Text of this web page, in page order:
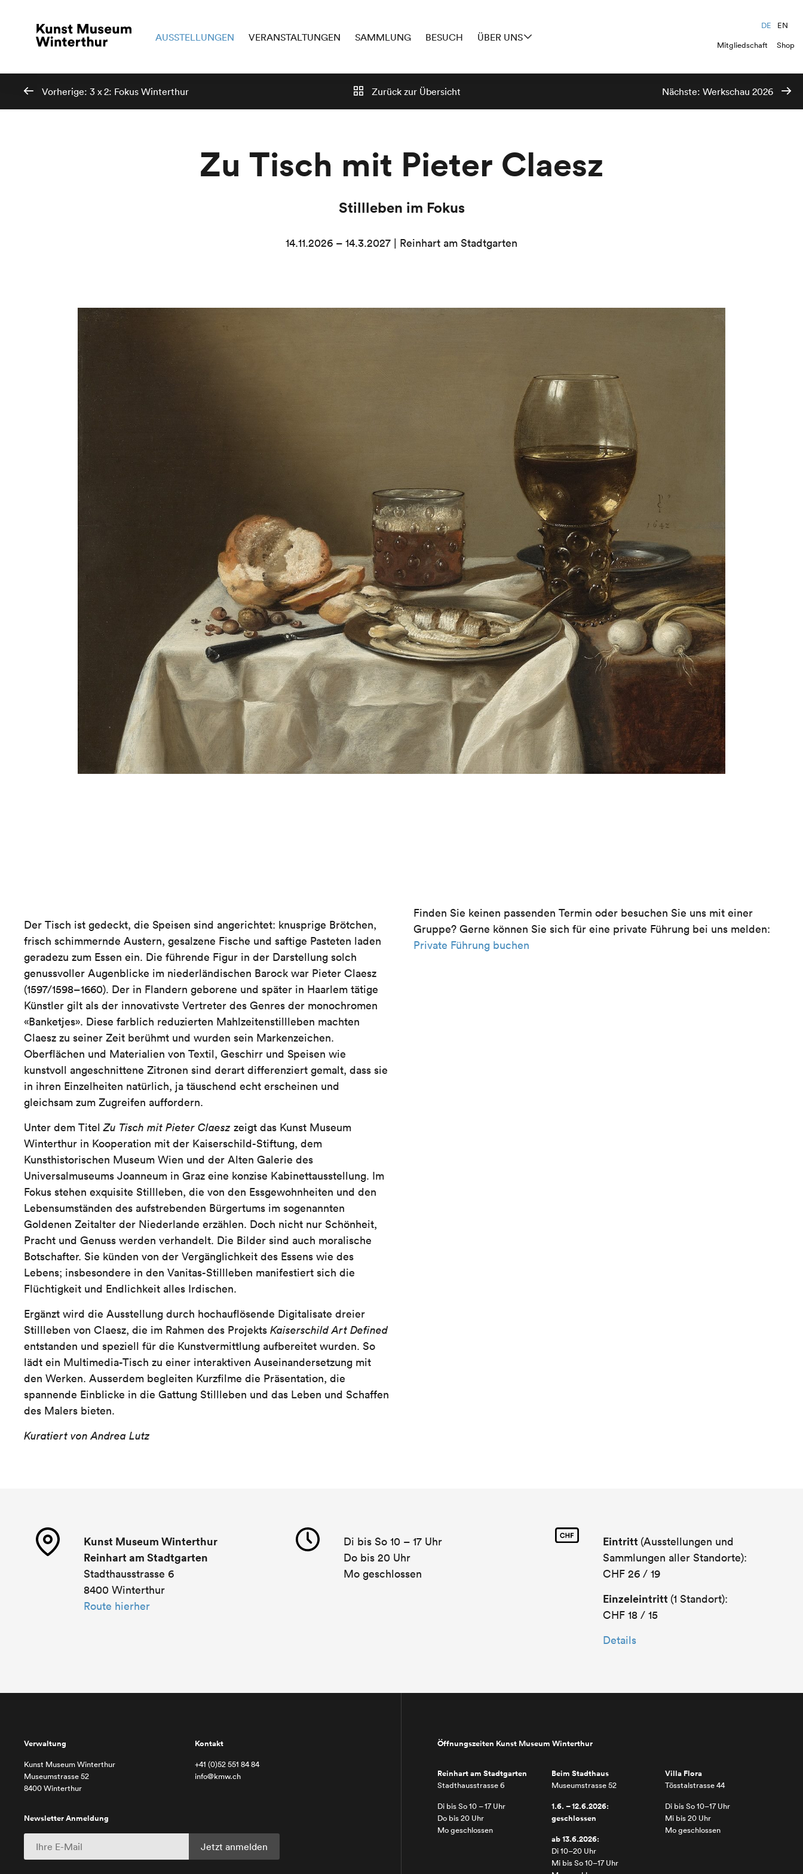
AUSSTELLUNGEN VERANSTALTUNGEN SAMMLUNG BESUCH ÜBER UNS
DE
EN
Mitgliedschaft
Shop
Vorherige: 3 x 2: Fokus Winterthur Zurück zur Übersicht Nächste: Werkschau 2026
Zu Tisch mit Pieter Claesz
Stillleben im Fokus
14.11.2026 – 14.3.2027 | Reinhart am Stadtgarten
Der Tisch ist gedeckt, die Speisen sind angerichtet: knusprige Brötchen,
frisch schimmernde Austern, gesalzene Fische und saftige Pasteten laden
geradezu zum Essen ein. Die führende Figur in der Darstellung solch
genussvoller Augenblicke im niederländischen Barock war Pieter Claesz
(1597/1598–1660). Der in Flandern geborene und später in Haarlem tätige
Künstler gilt als der innovativste Vertreter des Genres der monochromen
«Banketjes». Diese farblich reduzierten Mahlzeitenstillleben machten
Claesz zu seiner Zeit berühmt und wurden sein Markenzeichen.
Oberflächen und Materialien von Textil, Geschirr und Speisen wie
kunstvoll angeschnittene Zitronen sind derart differenziert gemalt, dass sie
in ihren Einzelheiten natürlich, ja täuschend echt erscheinen und
gleichsam zum Zugreifen auffordern.
Unter dem TitelZu Tisch mit Pieter Claesz zeigt das Kunst Museum
Winterthur in Kooperation mit der Kaiserschild-Stiftung, dem
Kunsthistorischen Museum Wien und der Alten Galerie des
Universalmuseums Joanneum in Graz eine konzise Kabinettausstellung. Im
Fokus stehen exquisite Stillleben, die von den Essgewohnheiten und den
Lebensumständen des aufstrebenden Bürgertums im sogenannten
Goldenen Zeitalter der Niederlande erzählen. Doch nicht nur Schönheit,
Pracht und Genuss werden verhandelt. Die Bilder sind auch moralische
Botschafter. Sie künden von der Vergänglichkeit des Essens wie des
Lebens; insbesondere in den Vanitas-Stillleben manifestiert sich die
Flüchtigkeit und Endlichkeit alles Irdischen.
Ergänzt wird die Ausstellung durch hochauflösende Digitalisate dreier
Stillleben von Claesz, die im Rahmen des Projekts Kaiserschild Art Defined
entstanden und speziell für die Kunstvermittlung aufbereitet wurden. So
lädt ein Multimedia-Tisch zu einer interaktiven Auseinandersetzung mit
den Werken. Ausserdem begleiten Kurzfilme die Präsentation, die
spannende Einblicke in die Gattung Stillleben und das Leben und Schaffen
des Malers bieten.
Kuratiert von Andrea Lutz
Finden Sie keinen passenden Termin oder besuchen Sie uns mit einer
Gruppe? Gerne können Sie sich für eine private Führung bei uns melden:
Private Führung buchen
Kunst Museum Winterthur
Reinhart am Stadtgarten
Stadthausstrasse 6
8400 Winterthur
Route hierher
Di bis So 10 – 17 Uhr
Do bis 20 Uhr
Mo geschlossen
Eintritt (Ausstellungen und
Sammlungen aller Standorte):
CHF 26 / 19
Einzeleintritt (1 Standort):
CHF 18 / 15
Details
Verwaltung
Kunst Museum Winterthur
Museumstrasse 52
8400 Winterthur
Kontakt
+41 (0)52 551 84 84
info@kmw.ch
Newsletter Anmeldung
Öffnungszeiten Kunst Museum Winterthur
Reinhart am Stadtgarten
Stadthausstrasse 6
Di bis So 10 – 17 Uhr
Do bis 20 Uhr
Mo geschlossen
Beim Stadthaus
Museumstrasse 52
1.6. – 12.6.2026:
geschlossen
ab 13.6.2026:
Di 10–20 Uhr
Mi bis So 10–17 Uhr
Villa Flora
Tösstalstrasse 44
Di bis So 10–17 Uhr
Mi bis 20 Uhr
Mo geschlossen